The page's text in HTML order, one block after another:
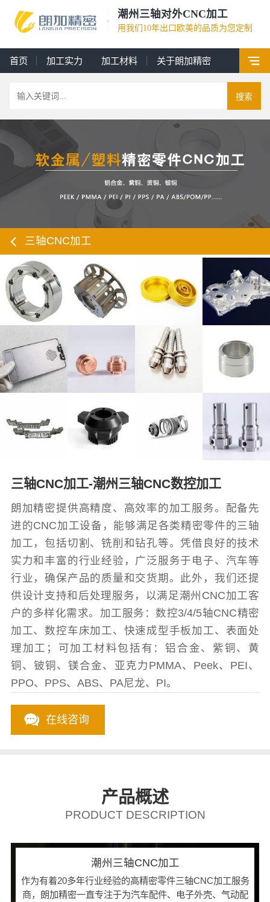
潮州三轴对外CNC加工
用我们10年出口欧美的品质为您定制
首页 加工实力 加工材料 关于朗加精密
搜索
三轴CNC加工
三轴CNC加工-潮州三轴CNC数控加工
朗加精密提供高精度、高效率的加工服务。配备先
进的CNC加工设备，能够满足各类精密零件的三轴
加工，包括切割、铣削和钻孔等。凭借良好的技术
实力和丰富的行业经验，广泛服务于电子、汽车等
行业，确保产品的质量和交货期。此外，我们还提
供设计支持和后处理服务，以满足潮州CNC加工客
户的多样化需求。加工服务：数控3/4/5轴CNC精密
加工、数控车床加工、快速成型手板加工、表面处
理加工；可加工材料包括有：铝合金、紫铜、黄
铜、铍铜、镁合金、亚克力PMMA、Peek、PEI、
PPO、PPS、ABS、PA尼龙、PI。
在线咨询
产品概述
PRODUCT DESCRIPTION
潮州三轴CNC加工
作为有着20多年行业经验的高精密零件三轴CNC加工服务
商，朗加精密一直专注于为汽车配件、电子外壳、气动配